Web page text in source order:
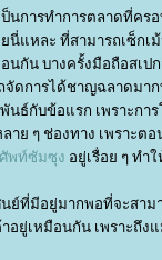
ป็นการทำการตลาดที่ค
หละ ที่สามารถเซ็กเ
กัน บางครั้งมือถือสเป
จัดการได้ชาญฉลาดมาก
กับข้อแรก เพราะกา
ลาย ๆ ช่องทาง เพรา
พท์ซัมซุง อยู่เรื่อย ๆ ทำ
ที่มีอยู่มากพอที่จะสาม
ยู่เหมือนกัน เพราะถึ